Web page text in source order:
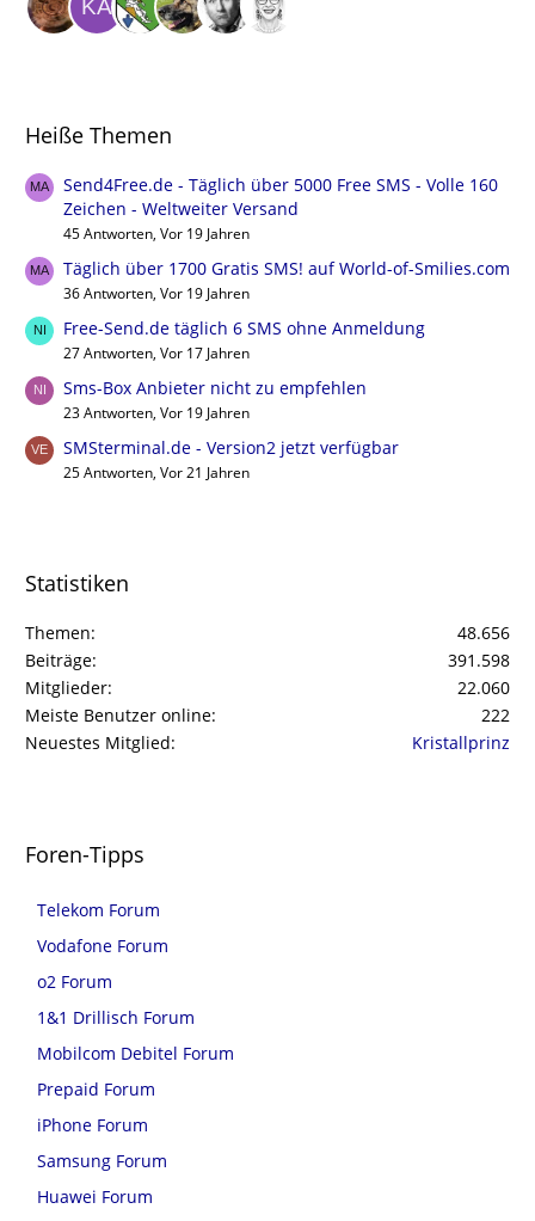
Heiße Themen
Send4Free.de - Täglich über 5000 Free SMS - Volle 160
Zeichen - Weltweiter Versand
45 Antworten, Vor 19 Jahren
Täglich über 1700 Gratis SMS! auf World-of-Smilies.com
36 Antworten, Vor 19 Jahren
Free-Send.de täglich 6 SMS ohne Anmeldung
27 Antworten, Vor 17 Jahren
Sms-Box Anbieter nicht zu empfehlen
23 Antworten, Vor 19 Jahren
SMSterminal.de - Version2 jetzt verfügbar
25 Antworten, Vor 21 Jahren
Statistiken
Themen
48.656
Beiträge
391.598
Mitglieder
22.060
Meiste Benutzer online
222
Neuestes Mitglied
Kristallprinz
Foren-Tipps
Telekom Forum
Vodafone Forum
o2 Forum
1&1 Drillisch Forum
Mobilcom Debitel Forum
Prepaid Forum
iPhone Forum
Samsung Forum
Huawei Forum